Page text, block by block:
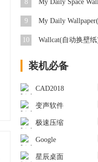
8
9
10 Wallcat(自动换壁
装机必备
CAD2018
变声软件
极速压缩
Google
星辰桌面